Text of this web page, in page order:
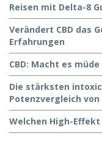
Reisen mit Delta-8
Verändert CBD das
Erfahrungen
CBD: Macht es
Die stärksten
Potenzvergleich von
Welchen High-Effekt